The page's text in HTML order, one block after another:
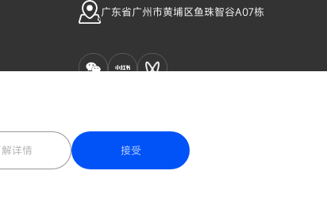
广东省广州市黄埔区鱼珠智谷A07栋
详情 接受